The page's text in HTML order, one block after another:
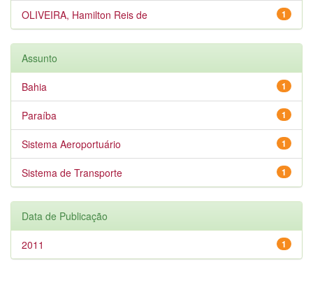
1
OLIVEIRA, Hamilton Reis de
Assunto
1
Bahia
1
Paraíba
1
Sistema Aeroportuário
1
Sistema de Transporte
Data de Publicação
1
2011